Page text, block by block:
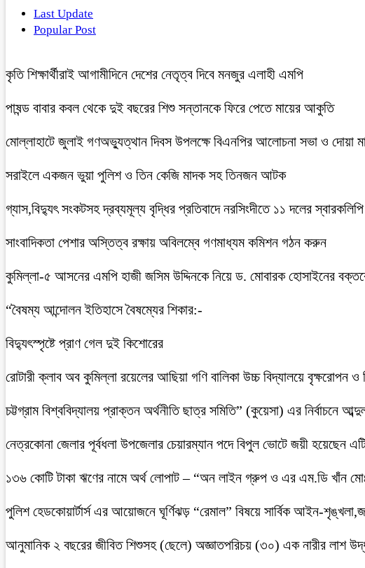
Last Update
Popular Post
কৃতি শিক্ষার্থীরাই আগামীদিনে দেশের নেতৃত্ব দিবে মনজুর এলাহী এমপি
পাষন্ড বাবার কবল থেকে দুই বছরের শিশু সন্তানকে ফিরে পেতে মায়ের আকুতি
মোল্লাহাটে জুলাই গণঅভ্যুত্থান দিবস উপলক্ষে বিএনপির আলোচনা সভা ও দোয়া
সরাইলে একজন ভুয়া পুলিশ ও তিন কেজি মাদক সহ তিনজন আটক
গ্যাস,বিদ্যুৎ সংকটসহ দ্রব্যমূল্য বৃদ্ধির প্রতিবাদে নরসিংদীতে ১১ দলের
সাংবাদিকতা পেশার অস্তিত্ব রক্ষায় অবিলম্বে গণমাধ্যম কমিশন গঠন করুন
কুমিল্লা-৫ আসনের এমপি হাজী জসিম উদ্দিনকে নিয়ে ড. মোবারক হোসাইনের
“বৈষম্য আন্দোলন ইতিহাসে বৈষম্যের শিকার:-
বিদ্যুৎস্পৃষ্টে প্রাণ গেল দুই কিশোরের
রোটারী ক্লাব অব কুমিল্লা রয়েলের আছিয়া গণি বালিকা উচ্চ বিদ্যালয়ে বৃক্ষরোপন ও
চট্টগ্রাম বিশ্ববিদ্যালয় প্রাক্তন অর্থনীতি ছাত্র সমিতি” (কুয়েসা) এর নির্বাচনে
নেত্রকোনা জেলার পূর্বধলা উপজেলার চেয়ারম্যান পদে বিপুল ভোটে জয়ী হয়েছেন
১৩৬ কোটি টাকা ঋণের নামে অর্থ লোপাট – “অন লাইন গ্রুপ ও এর এম.ডি খাঁন
পুলিশ হেডকোয়ার্টার্স এর আয়োজনে ঘূর্ণিঝড় “রেমাল” বিষয়ে সার্বিক আইন-
আনুমানিক ২ বছরের জীবিত শিশুসহ (ছেলে) অজ্ঞাতপরিচয় (৩০) এক নারীর লাশ